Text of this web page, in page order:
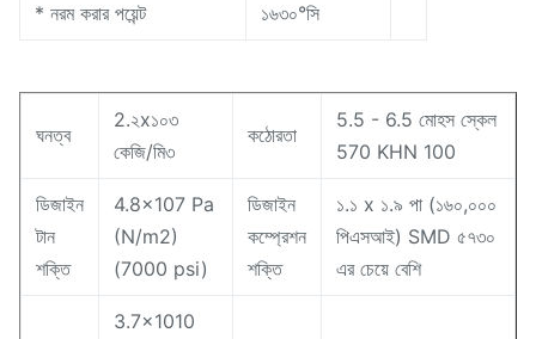
* নরম করার পয়েন্ট ১৬৩০°সি
ঘনত্ব
2.২x১০৩
কেজি/মি৩
কঠোরতা
5.5 - 6.5 মোহস স্কেল
570 KHN 100
ডিজাইন
টান
শক্তি
4.8x107 Pa
(N/m2)
(7000 psi)
ডিজাইন
কম্প্রেশন
শক্তি
১.১ x ১.৯ পা (১৬০,০০০
পিএসআই) SMD ৫৭৩০
এর চেয়ে বেশি
3.7x1010